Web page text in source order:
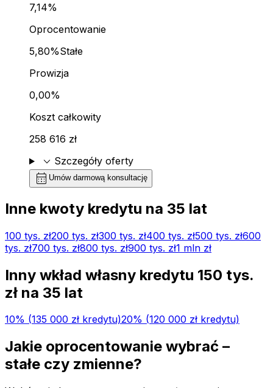
7,14%
Oprocentowanie
5,80%Stałe
Prowizja
0,00%
Koszt całkowity
258 616 zł
expand_more Szczegóły oferty
calendar_month Umów darmową konsultację
Inne kwoty kredytu na 35 lat
100 tys. zł200 tys. zł300 tys. zł400 tys. zł500 tys. zł600
tys. zł700 tys. zł800 tys. zł900 tys. zł1 mln zł
Inny wkład własny kredytu 150 tys.
zł na 35 lat
10% (135 000 zł kredytu)20% (120 000 zł kredytu)
Jakie oprocentowanie wybrać –
stałe czy zmienne?